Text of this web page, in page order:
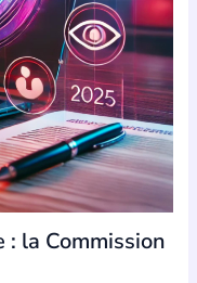
la Commission